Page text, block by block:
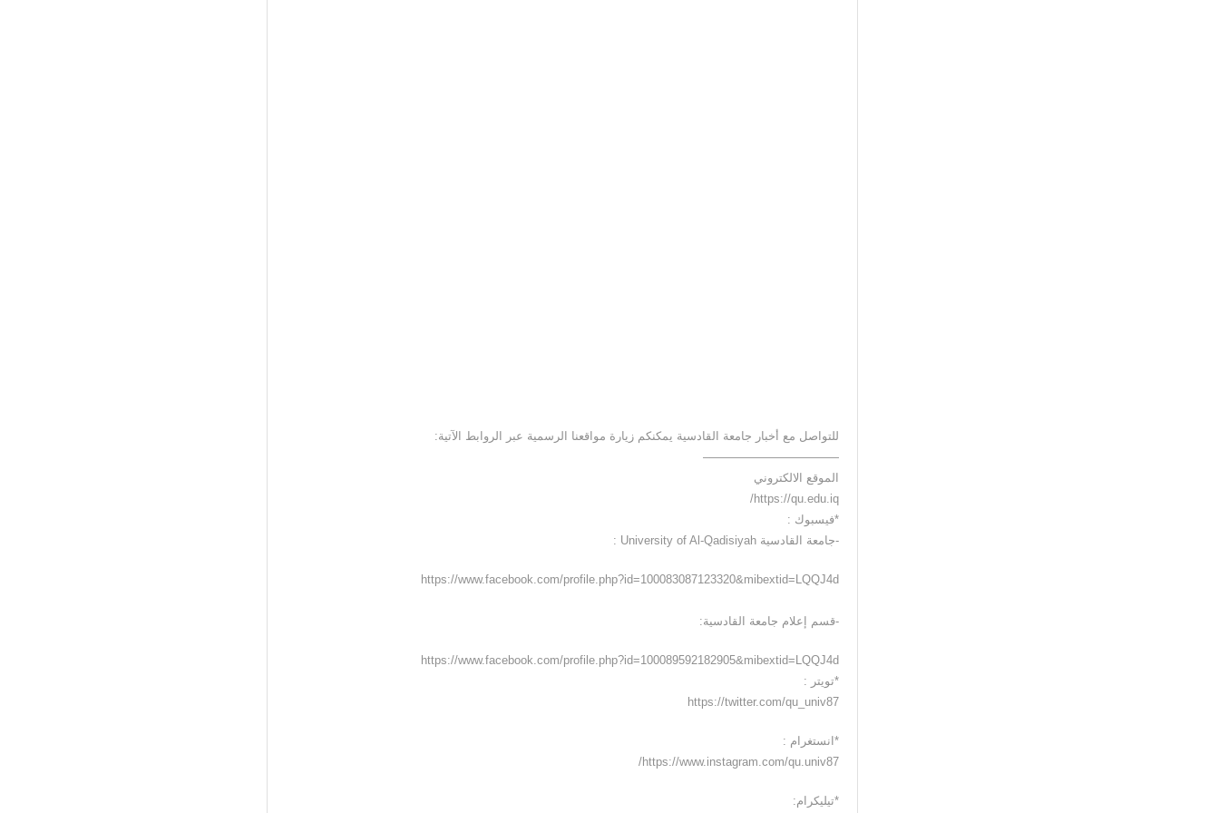
للتواصل مع أخبار جامعة القادسية يمكنكم زيارة مواقعنا الرسمية عبر الروابط الآتية:
———————————–
الموقع الالكتروني
‏https://qu.edu.iq/
*فيسبوك :
-جامعة القادسية University of Al-Qadisiyah :
-قسم إعلام جامعة القادسية:
https://www.facebook.com/profile.php?id=100089592182905&mibextid=LQQJ4d
*تويتر :
‏https://twitter.com/qu_univ87
*انستغرام :
‏https://www.instagram.com/qu.univ87/
*تيليكرام: